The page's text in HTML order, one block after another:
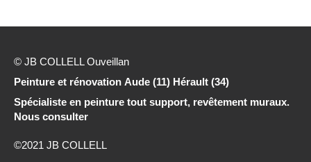
© JB COLLELL Ouveillan
Peinture et rénovation Aude (11) Hérault (34)
Spécialiste en peinture tout support, revêtement muraux.
Nous consulter
©2021 JB COLLELL